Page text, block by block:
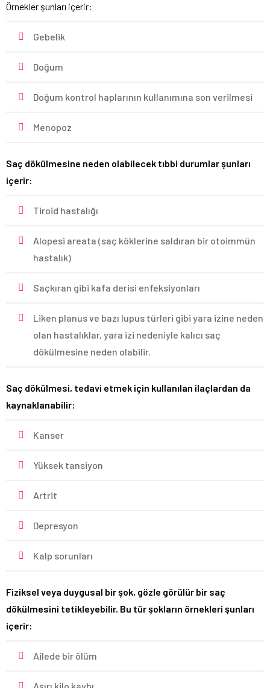
Örnekler şunları içerir:
Gebelik
Doğum
Doğum kontrol haplarının kullanımına son verilmesi
Menopoz
Saç dökülmesine neden olabilecek tıbbi durumlar şunları
içerir:
Tiroid hastalığı
Alopesi areata (saç köklerine saldıran bir otoimmün
hastalık)
Saçkıran gibi kafa derisi enfeksiyonları
Liken planus ve bazı lupus türleri gibi yara izine neden
olan hastalıklar, yara izi nedeniyle kalıcı saç
dökülmesine neden olabilir.
Saç dökülmesi, tedavi etmek için kullanılan ilaçlardan da
kaynaklanabilir:
Kanser
Yüksek tansiyon
Artrit
Depresyon
Kalp sorunları
Fiziksel veya duygusal bir şok, gözle görülür bir saç
dökülmesini tetikleyebilir. Bu tür şokların örnekleri şunları
içerir:
Ailede bir ölüm